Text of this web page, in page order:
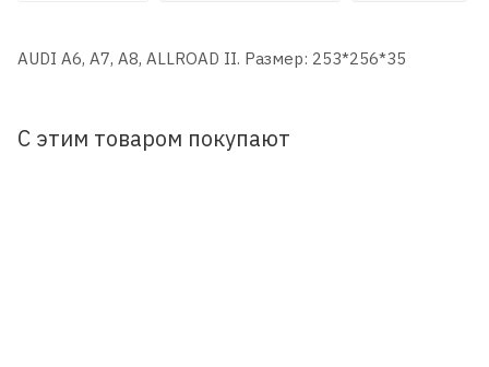
AUDI A6, A7, A8, ALLROAD II. Размер: 253*256*35
С этим товаром покупают